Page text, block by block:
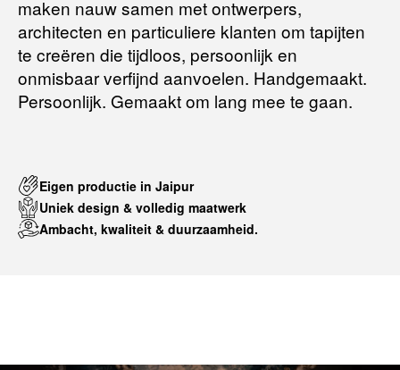
Terugbetalingsbeleid
maken nauw samen met ontwerpers,
architecten en particuliere klanten om tapijten
te creëren die tijdloos, persoonlijk en
onmisbaar verfijnd aanvoelen. Handgemaakt.
Persoonlijk. Gemaakt om lang mee te gaan.
Eigen productie in Jaipur
Uniek design & volledig maatwerk
Ambacht, kwaliteit & duurzaamheid.